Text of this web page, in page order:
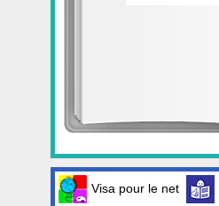
Visa pour le net